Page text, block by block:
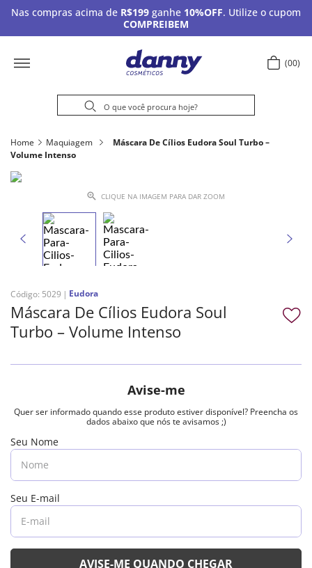
Nas compras acima de R$199 ganhe 10%OFF. Utilize o cupom
COMPREIBEM
00
Home Maquiagem
Máscara De Cílios Eudora Soul Turbo –
Volume Intenso
CLIQUE NA IMAGEM PARA DAR ZOOM
Código: 5029 Eudora
Máscara De Cílios Eudora Soul
Turbo – Volume Intenso